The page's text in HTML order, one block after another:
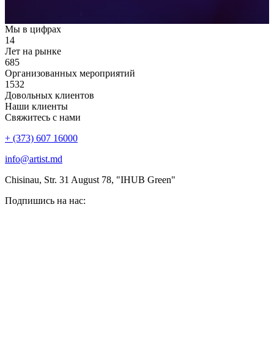
Мы в цифрах
14
Лет на рынке
685
Организованных мероприятий
1532
Довольных клиентов
Наши клиенты
Свяжитесь с нами
+ (373) 607 16000
info@artist.md
Chisinau, Str. 31 August 78, "IHUB Green"
Подпишись на нас: